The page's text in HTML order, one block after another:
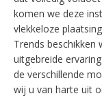
komen we deze
vlekkeloze
Trends
uitgebreide
de verschillende
wij u van harte uit